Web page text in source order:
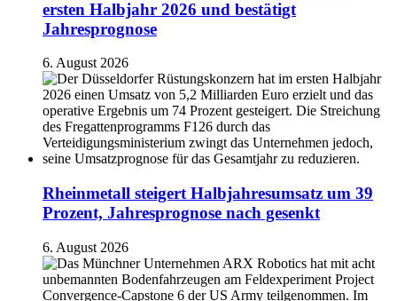
ersten Halbjahr 2026 und bestätigt
Jahresprognose
6. August 2026
Rheinmetall steigert Halbjahresumsatz um 39
Prozent, Jahresprognose nach gesenkt
6. August 2026